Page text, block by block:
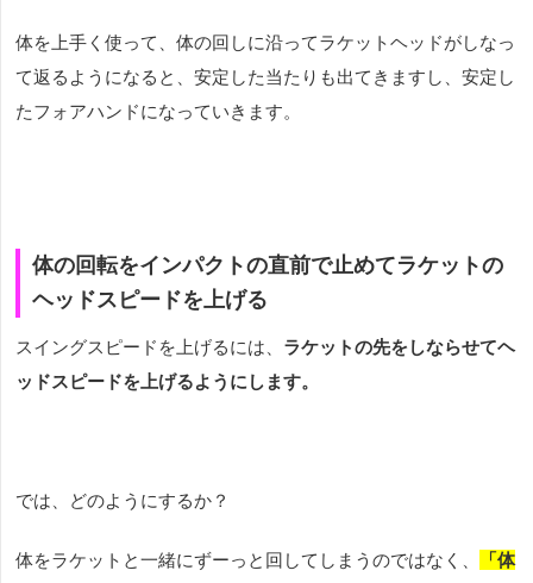
体を上手く使って、体の回しに沿ってラケットヘッドがしなっ
て返るようになると、安定した当たりも出てきますし、安定し
たフォアハンドになっていきます。
体の回転をインパクトの直前で止めてラケットの
ヘッドスピードを上げる
スイングスピードを上げるには、 ラケットの先をしならせてヘ
ッドスピードを上げるようにします。
では、どのようにするか？
体をラケットと一緒にずーっと回してしまうのではなく、
「体